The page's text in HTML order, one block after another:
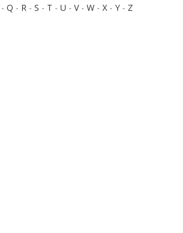
- Q - R - S - T - U - V- W - X - Y - Z